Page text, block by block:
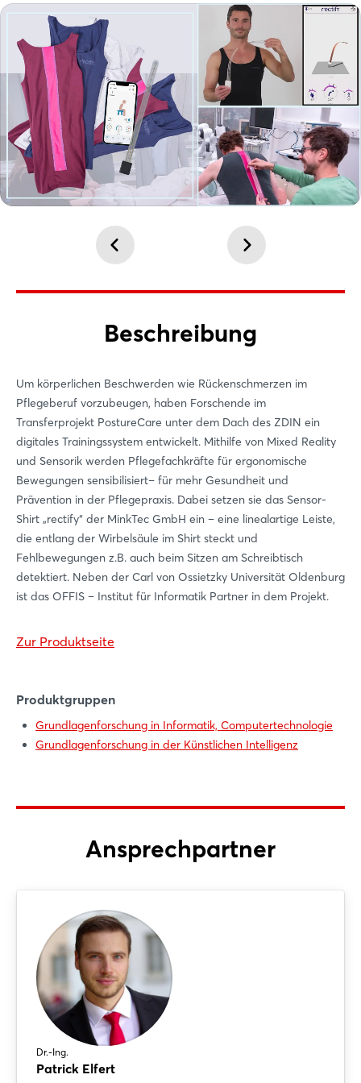
Mail
Whatsapp
Link kopieren
Beschreibung
Um körperlichen Beschwerden wie Rückenschmerzen im
Pflegeberuf vorzubeugen, haben Forschende im
Transferprojekt PostureCare unter dem Dach des ZDIN ein
digitales Trainingssystem entwickelt. Mithilfe von Mixed Reality
und Sensorik werden Pflegefachkräfte für ergonomische
Bewegungen sensibilisiert– für mehr Gesundheit und
Prävention in der Pflegepraxis. Dabei setzen sie das Sensor-
Shirt „rectify“ der MinkTec GmbH ein – eine linealartige Leiste,
die entlang der Wirbelsäule im Shirt steckt und
Fehlbewegungen z.B. auch beim Sitzen am Schreibtisch
detektiert. Neben der Carl von Ossietzky Universität Oldenburg
ist das OFFIS – Institut für Informatik Partner in dem Projekt.
Zur Produktseite
Produktgruppen
Grundlagenforschung in Informatik, Computertechnologie
Grundlagenforschung in der Künstlichen Intelligenz
Ansprechpartner
Dr.-Ing.
Patrick Elfert